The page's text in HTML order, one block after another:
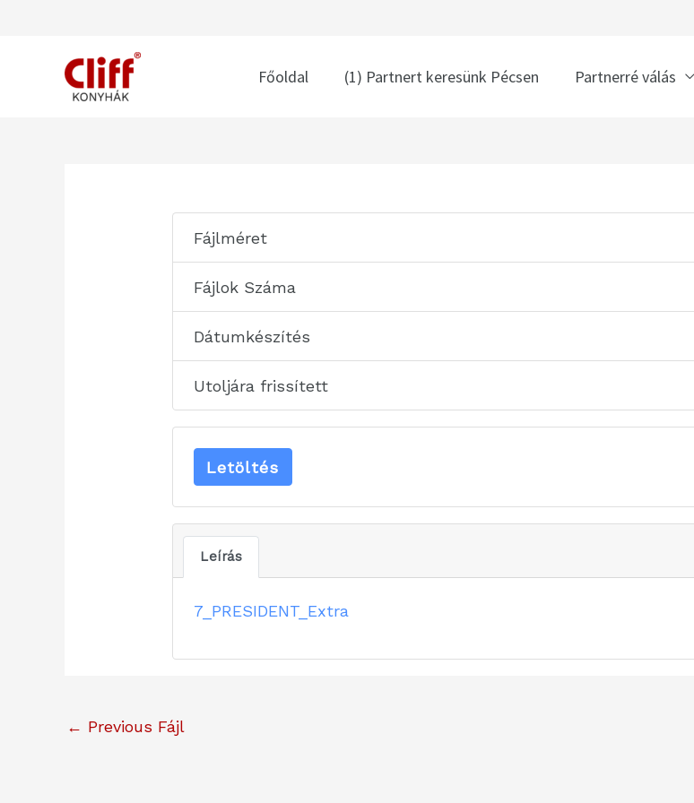
Főoldal (1) Partnert keresünk Pécsen Partnerré válás
Fájlméret
Fájlok Száma
Dátumkészítés
Utoljára frissített
Letöltés
Leírás
7_PRESIDENT_Extra
← Previous Fájl